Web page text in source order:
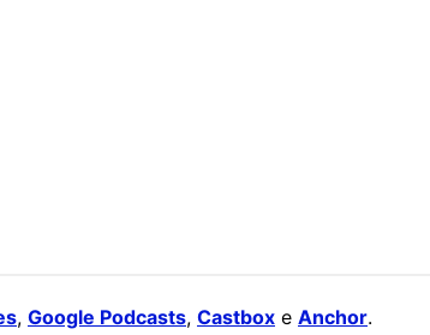
, Google Podcasts, Castbox e Anchor.